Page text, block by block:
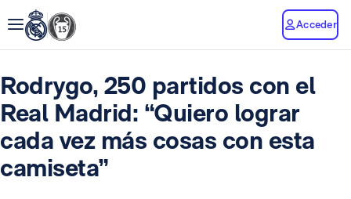
Acceder
Rodrygo, 250 partidos con el
Real Madrid: “Quiero lograr
cada vez más cosas con esta
camiseta”